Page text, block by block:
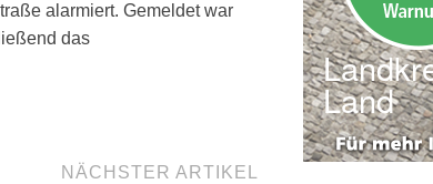
alarmiert. Gemeldet war
das
NÄCHSTER ARTIKEL